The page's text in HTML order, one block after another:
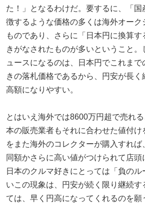
た！」となるわけだ。要するに、「国
徴するような価格の多くは海外オーク
ものであり、さらに「日本円に換算
きがなされたものが多いということ。
ュースになるのは、日本円でこれまで
きの落札価格であるから、円安が長く
高額になりやすい。
とはいえ海外では8600万円超で売れ
本の販売業者もそれに合わせた値付け
をまた海外のコレクターが購入すれ
同額かさらに高い値がつけられて店頭
日本のクルマ好きにとっては「負の
いこの現象は、円安が続く限り継続す
ては、早く円高になってくれるのを願